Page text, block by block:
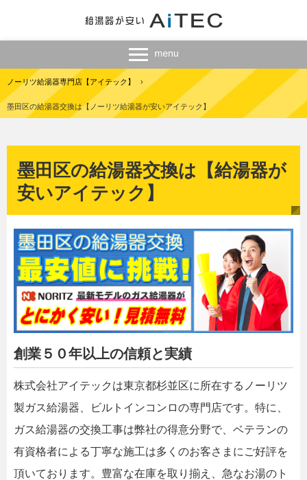
ノーリツ給湯器専門店【アイテック】 ›
墨田区の給湯器交換は【ノーリツ給湯器が安いアイテック】
墨田区の給湯器交換は【給湯器が
安いアイテック】
創業５０年以上の信頼と実績
株式会社アイテックは東京都杉並区に所在するノーリツ
製ガス給湯器、ビルトインコンロの専門店です。特に、
ガス給湯器の交換工事は弊社の得意分野で、ベテランの
有資格者による丁寧な施工は多くのお客さまにご好評を
頂いております。豊富な在庫を取り揃え、急なお湯のト